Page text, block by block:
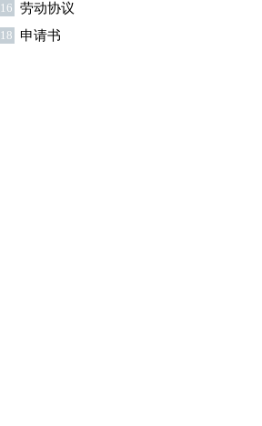
16 劳动协议
18 申请书